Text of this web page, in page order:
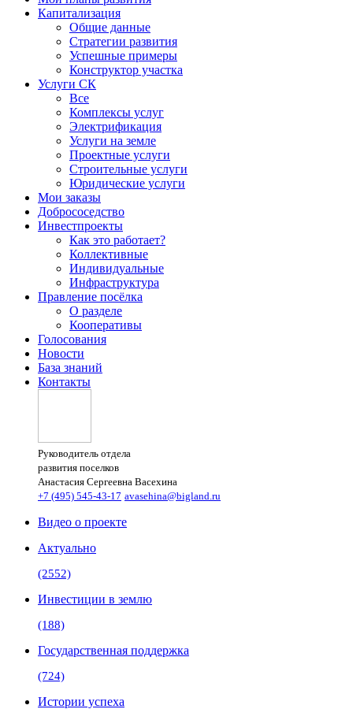
Капитализация
Общие данные
Стратегии развития
Успешные примеры
Конструктор участка
Услуги СК
Все
Комплексы услуг
Электрификация
Услуги на земле
Проектные услуги
Строительные услуги
Юридические услуги
Мои заказы
Добрососедство
Инвестпроекты
Как это работает?
Коллективные
Индивидуальные
Инфраструктура
Правление посёлка
О разделе
Кооперативы
Голосования
Новости
База знаний
Контакты
Руководитель отдела
развития поселков
Анастасия Сергеевна Васехина
+7 (495) 545-43-17 avasehina@bigland.ru
Видео о проекте
Актуально
(2552)
Инвестиции в землю
(188)
Государственная поддержка
(724)
Истории успеха